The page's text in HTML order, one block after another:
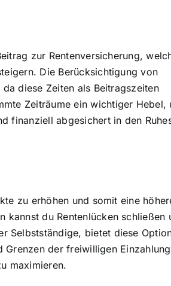
zur Rentenversicherung,
Die Berücksichtigung von
diese Zeiten als Beitragszeiten
Zeiträume ein wichtiger Hebel,
finanziell abgesichert in den
zu erhöhen und somit eine
kannst du Rentenlücken schließen
Selbstständige, bietet diese
der freiwilligen
maximieren.